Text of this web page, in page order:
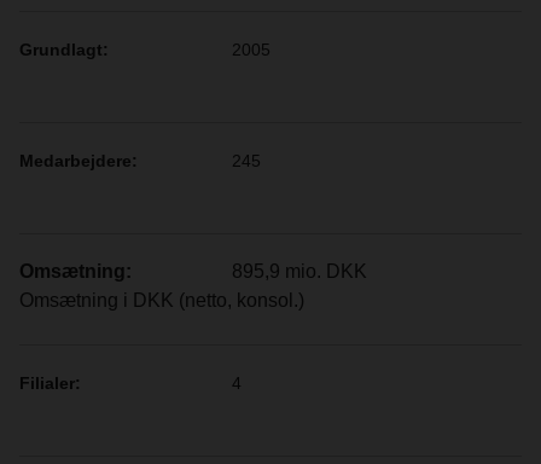
Grundlagt: 2005
Medarbejdere: 245
Omsætning:
895,9 mio. DKK
Omsætning i DKK (netto, konsol.)
Filialer: 4